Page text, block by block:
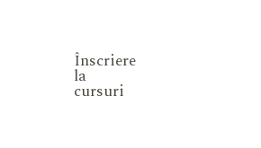
Înscriere
la
cursuri